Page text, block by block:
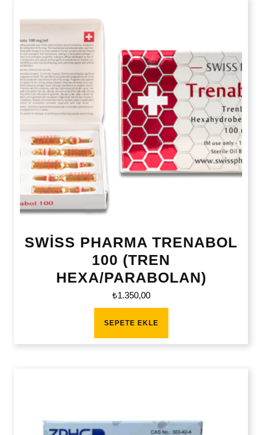
SWİSS PHARMA TRENABOL
100 (TREN
HEXA/PARABOLAN)
₺1.350,00
SEPETE EKLE